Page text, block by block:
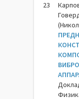
23